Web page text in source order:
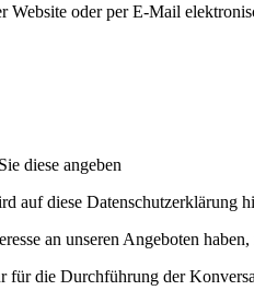
Website oder per E-Mail
diese angeben
auf diese Datenschutzerklärung
an unseren Angeboten
für die Durchführung der